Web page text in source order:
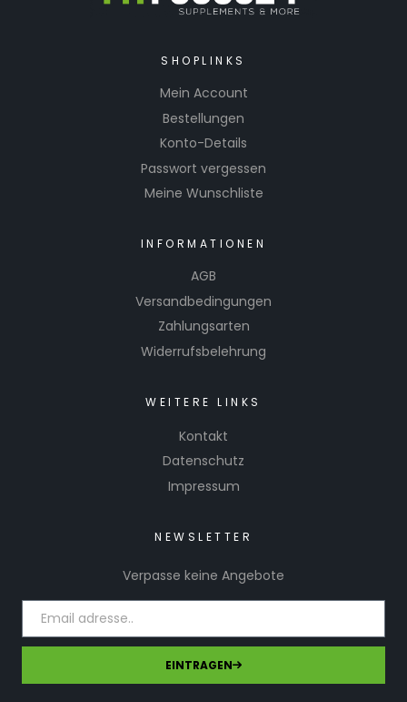
SHOPLINKS
Mein Account
Bestellungen
Konto-Details
Passwort vergessen
Meine Wunschliste
INFORMATIONEN
AGB
Versandbedingungen
Zahlungsarten
Widerrufsbelehrung
WEITERE LINKS
Kontakt
Datenschutz
Impressum
NEWSLETTER
Verpasse keine Angebote
EINTRAGEN